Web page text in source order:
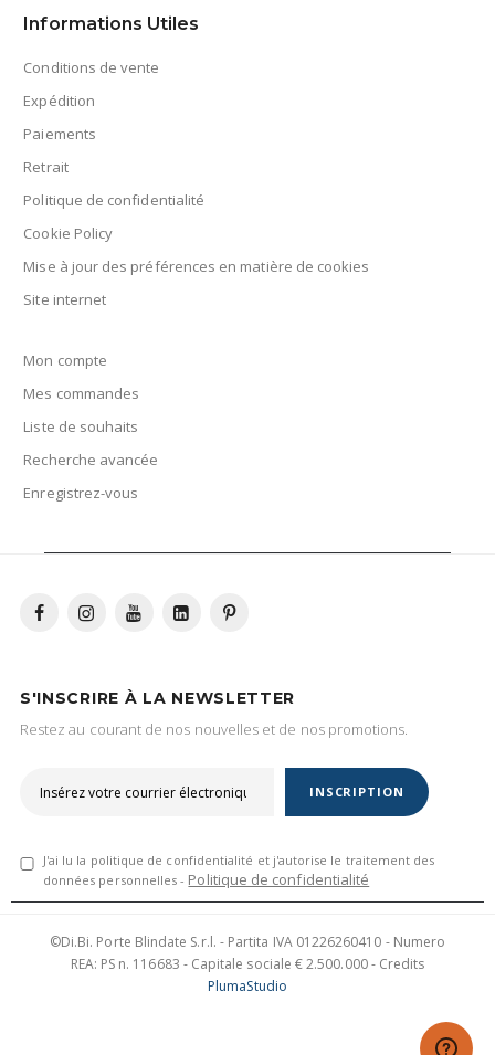
Informations Utiles
Conditions de vente
Expédition
Paiements
Retrait
Politique de confidentialité
Cookie Policy
Mise à jour des préférences en matière de cookies
Site internet
Mon compte
Mes commandes
Liste de souhaits
Recherche avancée
Enregistrez-vous
S'INSCRIRE À LA NEWSLETTER
Restez au courant de nos nouvelles et de nos promotions.
J'ai lu la politique de confidentialité et j'autorise le traitement des
données personnelles - Politique de confidentialité
INSCRIPTION
©Di.Bi. Porte Blindate S.r.l. - Partita IVA 01226260410 - Numero
REA: PS n. 116683 - Capitale sociale € 2.500.000 - Credits
PlumaStudio